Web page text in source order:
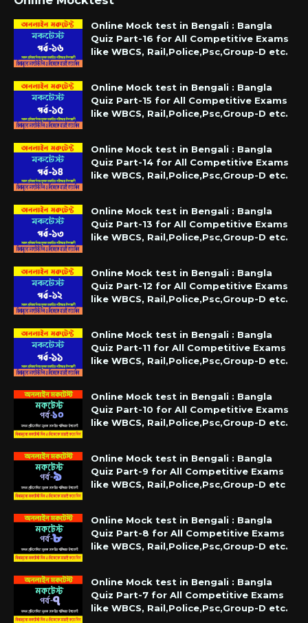
Online Mock test in Bengali : Bangla
Quiz Part-16 for All Competitive Exams
like WBCS, Rail,Police,Psc,Group-D etc.
Online Mock test in Bengali : Bangla
Quiz Part-15 for All Competitive Exams
like WBCS, Rail,Police,Psc,Group-D etc.
Online Mock test in Bengali : Bangla
Quiz Part-14 for All Competitive Exams
like WBCS, Rail,Police,Psc,Group-D etc.
Online Mock test in Bengali : Bangla
Quiz Part-13 for All Competitive Exams
like WBCS, Rail,Police,Psc,Group-D etc.
Online Mock test in Bengali : Bangla
Quiz Part-12 for All Competitive Exams
like WBCS, Rail,Police,Psc,Group-D etc.
Online Mock test in Bengali : Bangla
Quiz Part-11 for All Competitive Exams
like WBCS, Rail,Police,Psc,Group-D etc.
Online Mock test in Bengali : Bangla
Quiz Part-10 for All Competitive Exams
like WBCS, Rail,Police,Psc,Group-D etc.
Online Mock test in Bengali : Bangla
Quiz Part-9 for All Competitive Exams
like WBCS, Rail,Police,Psc,Group-D etc
Online Mock test in Bengali : Bangla
Quiz Part-8 for All Competitive Exams
like WBCS, Rail,Police,Psc,Group-D etc.
Online Mock test in Bengali : Bangla
Quiz Part-7 for All Competitive Exams
like WBCS, Rail,Police,Psc,Group-D etc.